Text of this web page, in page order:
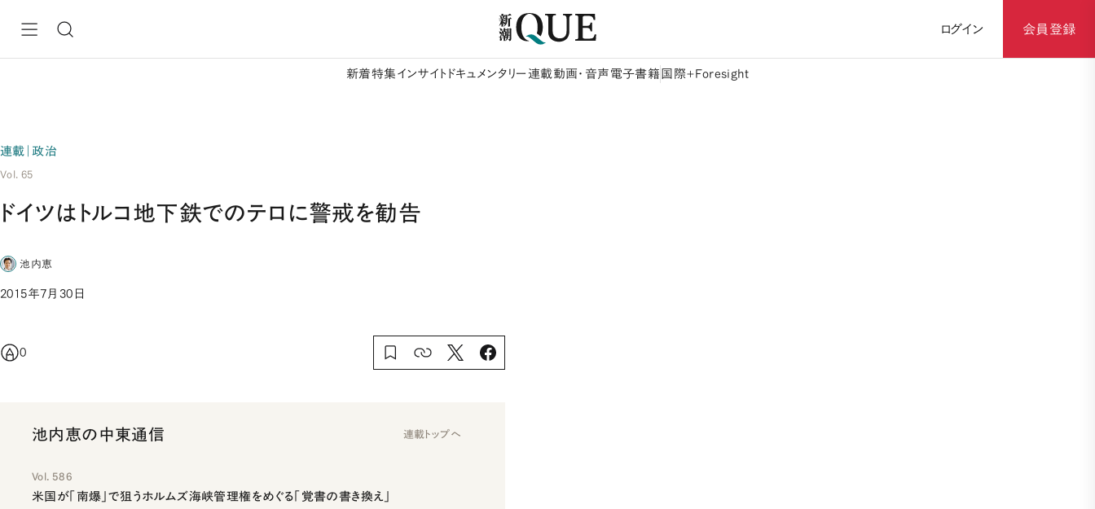
ログイン 会員登録
新着特集 インサイト ドキュメンタリー 連載動画・音声 電子書籍 国際+Foresight
連載｜政治
Vol. 65
ドイツはトルコ地下鉄でのテロに警戒を勧告
池内恵
2015年7月30日
0
池内恵の中東通信 連載トップへ
Vol. 586
米国が「南爆」で狙うホルムズ海峡管理権をめぐる「覚書の書き換え」